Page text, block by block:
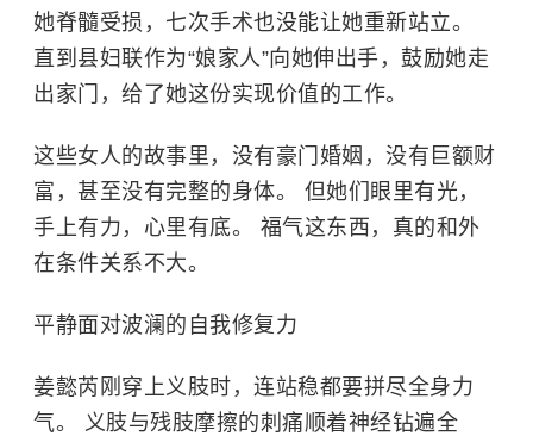
她脊髓受损，七次手术也没能让她重新站立。
直到县妇联作为“娘家人”向她伸出手，鼓励她走
出家门，给了她这份实现价值的工作。
这些女人的故事里，没有豪门婚姻，没有巨额财
富，甚至没有完整的身体。 但她们眼里有光，
手上有力，心里有底。 福气这东西，真的和外
在条件关系不大。
平静面对波澜的自我修复力
姜懿芮刚穿上义肢时，连站稳都要拼尽全身力
气。 义肢与残肢摩擦的刺痛顺着神经钻遍全